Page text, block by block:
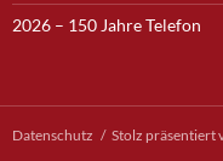
2026 – 150 Jahre Telefon
Datenschutz Stolz präsentiert